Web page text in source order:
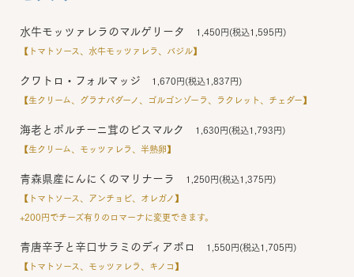
水牛モッツァレラのマルゲリータ
1,450円(税込1,595円)
【トマトソース、水牛モッツァレラ、バジル】
クワトロ・フォルマッジ
1,670円(税込1,837円)
【生クリーム、グラナパダーノ、ゴルゴンゾーラ、ラクレット、チェダー】
海老とポルチーニ茸のビスマルク
1,630円(税込1,793円)
【生クリーム、モッツァレラ、半熟卵】
青森県産にんにくのマリナーラ
1,250円(税込1,375円)
【トマトソース、アンチョビ、オレガノ】
+200円でチーズ有りのロマーナに変更できます。
青唐辛子と辛口サラミのディアボロ
1,550円(税込1,705円)
【トマトソース、モッツァレラ、キノコ】